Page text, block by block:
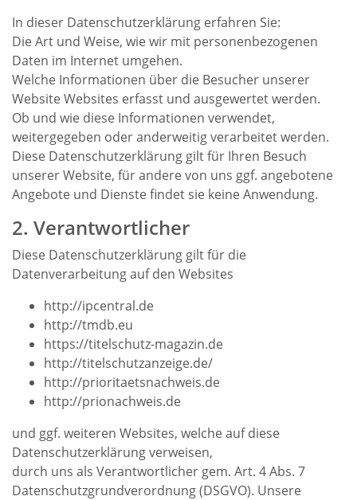
In dieser Datenschutzerklärung erfahren Sie:
Die Art und Weise, wie wir mit personenbezogenen
Daten im Internet umgehen.
Welche Informationen über die Besucher unserer
Website Websites erfasst und ausgewertet werden.
Ob und wie diese Informationen verwendet,
weitergegeben oder anderweitig verarbeitet werden.
Diese Datenschutzerklärung gilt für Ihren Besuch
unserer Website, für andere von uns ggf. angebotene
Angebote und Dienste findet sie keine Anwendung.
2. Verantwortlicher
Diese Datenschutzerklärung gilt für die
Datenverarbeitung auf den Websites
http://ipcentral.de
http://tmdb.eu
https://titelschutz-magazin.de
http://titelschutzanzeige.de/
http://prioritaetsnachweis.de
http://prionachweis.de
und ggf. weiteren Websites, welche auf diese
Datenschutzerklärung verweisen,
durch uns als Verantwortlicher gem. Art. 4 Abs. 7
Datenschutzgrundverordnung (DSGVO). Unsere